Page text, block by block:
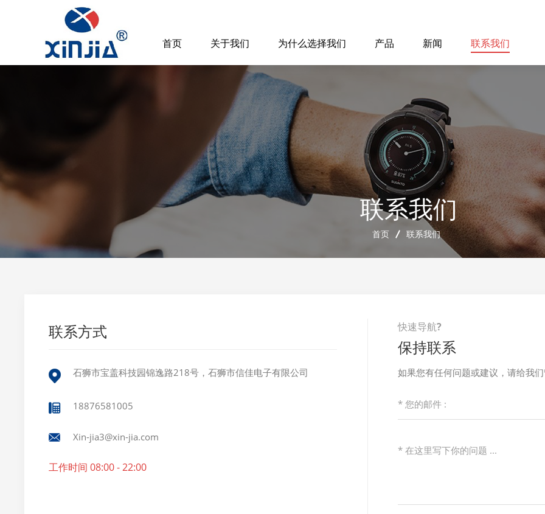
首页 关于我们 为什么选择我们 产品 新闻 联系我们
联系我们
首页 联系我们
联系方式
石狮市宝盖科技园锦逸路218号，石狮市信佳电子有限公司
18876581005
Xin-jia3@xin-jia.com
工作时间 08:00 - 22:00
快速导航?
保持联系
如果您有任何问题或建议，请给我